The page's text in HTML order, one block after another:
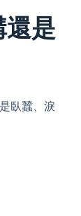
還是
臥蠶、淚